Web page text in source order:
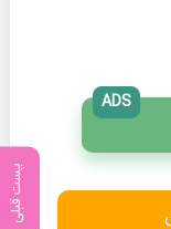
پست قبلی
ADS